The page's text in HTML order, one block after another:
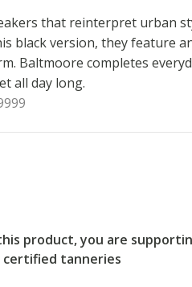
that reinterpret urban
black version, they feature
Baltmoore completes
all day long.
product, you are
certified tanneries